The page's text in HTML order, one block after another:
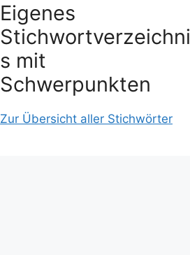
Eigenes
Stichwortverzeichni
s mit
Schwerpunkten
Zur Übersicht aller Stichwörter